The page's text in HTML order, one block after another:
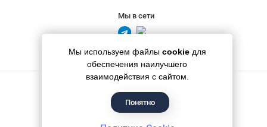
Мы используем файлы cookie для
обеспечения наилучшего
взаимодействия с сайтом.
Понятно
Мы в сети
Гипермаркет красок «Банапал», 2018 - 2026